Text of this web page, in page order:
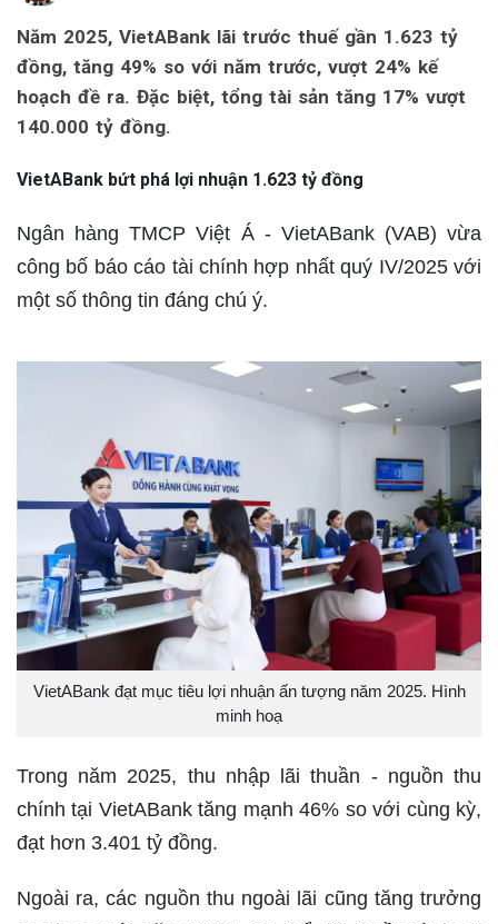
Năm 2025, VietABank lãi trước thuế gần 1.623 tỷ
đồng, tăng 49% so với năm trước, vượt 24% kế
hoạch đề ra. Đặc biệt, tổng tài sản tăng 17% vượt
140.000 tỷ đồng.
VietABank bứt phá lợi nhuận 1.623 tỷ đồng
Ngân hàng TMCP Việt Á - VietABank (VAB) vừa
công bố báo cáo tài chính hợp nhất quý IV/2025 với
một số thông tin đáng chú ý.
VietABank đạt mục tiêu lợi nhuận ấn tượng năm 2025. Hình
minh hoạ
Trong năm 2025, thu nhập lãi thuần - nguồn thu
chính tại VietABank tăng mạnh 46% so với cùng kỳ,
đạt hơn 3.401 tỷ đồng.
Ngoài ra, các nguồn thu ngoài lãi cũng tăng trưởng